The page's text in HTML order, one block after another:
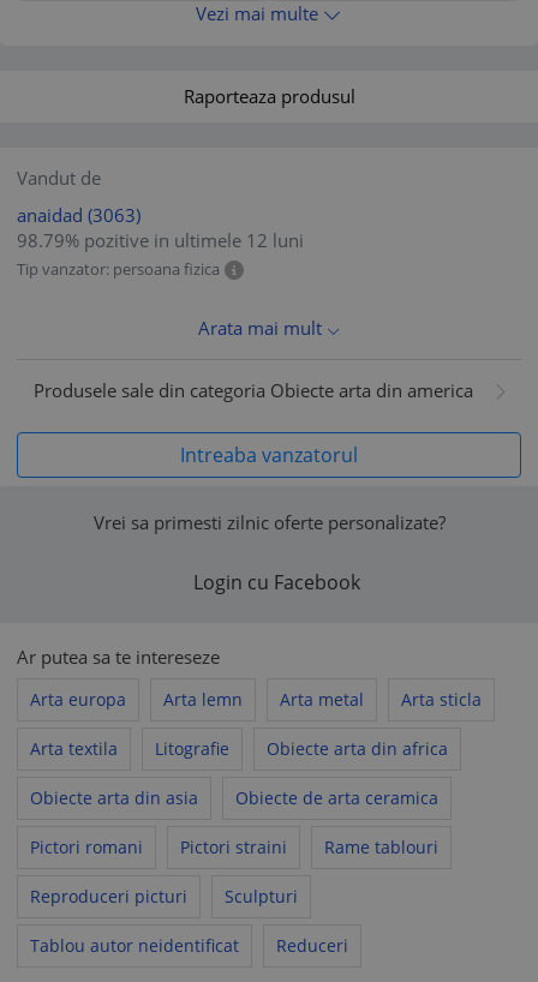
Vezi mai multe
Raporteaza produsul
Vandut de
anaidad (3063)
98.79% pozitive in ultimele 12 luni
Tip vanzator: persoana fizica
Arata mai mult
Produsele sale din categoria Obiecte arta din america
Intreaba vanzatorul
Vrei sa primesti zilnic oferte personalizate?
Login cu Facebook
Ar putea sa te intereseze
Arta europa Arta lemn Arta metal Arta sticla
Arta textila Litografie Obiecte arta din africa
Obiecte arta din asia Obiecte de arta ceramica
Pictori romani Pictori straini Rame tablouri
Reproduceri picturi Sculpturi
Tablou autor neidentificat Reduceri